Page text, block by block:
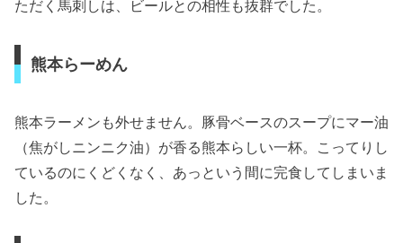
ただく馬刺しは、ビールとの相性も抜群でした。
熊本らーめん
熊本ラーメンも外せません。豚骨ベースのスープにマー油
（焦がしニンニク油）が香る熊本らしい一杯。こってりし
ているのにくどくなく、あっという間に完食してしまいま
した。